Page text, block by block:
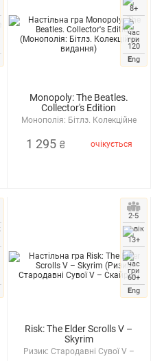
Monopoly: The Beatles.
Collector's Edition
Монополія: Бітлз. Колекційне
8+
120
Eng
1 295 ₴ очікується
Risk: The Elder Scrolls V –
Skyrim
Ризик: Стародавні Сувої V –
2-5
13+
60+
Eng